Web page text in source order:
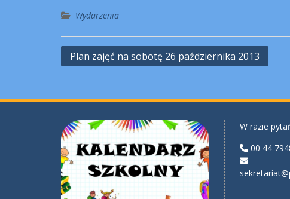
Wydarzenia
Nawigacja
Plan zajęć na sobotę 26 października 2013
W razie
00 44